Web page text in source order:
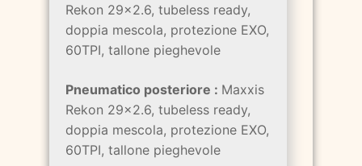
Rekon 29x2.6, tubeless ready,
doppia mescola, protezione EXO,
60TPI, tallone pieghevole
Pneumatico posteriore : Maxxis
Rekon 29x2.6, tubeless ready,
doppia mescola, protezione EXO,
60TPI, tallone pieghevole